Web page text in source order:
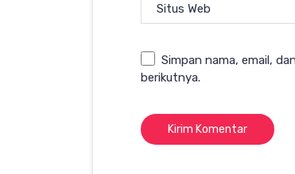
Situs Web
Simpan nama, email,
berikutnya.